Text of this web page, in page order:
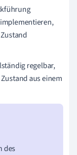
regelbar,
aus einem
des